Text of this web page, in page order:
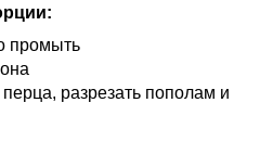
промыть
разрезать пополам и